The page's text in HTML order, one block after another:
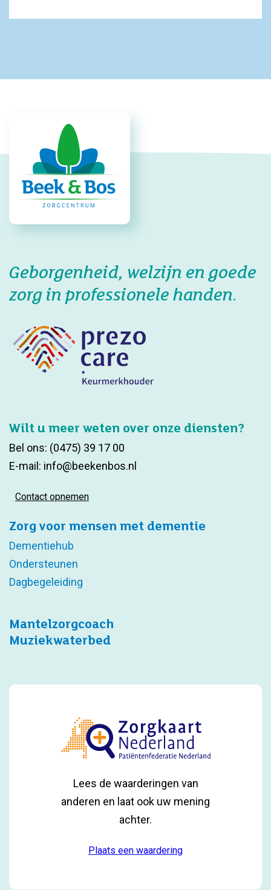
Geborgenheid, welzijn en goede
zorg in professionele handen.
Wilt u meer weten over onze diensten?
Bel ons: (0475) 39 17 00
E-mail: info@beekenbos.nl
Contact opnemen
Zorg voor mensen met dementie
Dementiehub
Ondersteunen
Dagbegeleiding
Mantelzorgcoach
Muziekwaterbed
Lees de waarderingen van
anderen en laat ook uw mening
achter.
Plaats een waardering